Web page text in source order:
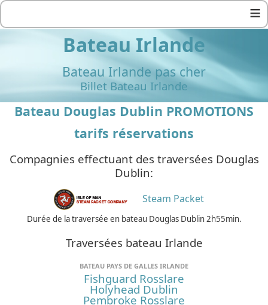
≡
Bateau Irlande
Bateau Irlande pas cher
Billet Bateau Irlande
Bateau Douglas Dublin PROMOTIONS
tarifs réservations
Compagnies effectuant des traversées Douglas
Dublin:
Steam Packet
Durée de la traversée en bateau Douglas Dublin 2h55min.
Traversées bateau Irlande
BATEAU PAYS DE GALLES IRLANDE
Fishguard Rosslare
Holyhead Dublin
Pembroke Rosslare